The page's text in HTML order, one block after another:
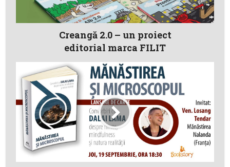
Creangă 2.0 – un proiect
editorial marca FILIT